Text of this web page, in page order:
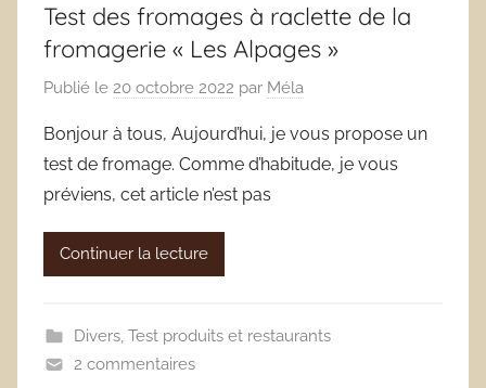
Test des fromages à raclette de la
fromagerie « Les Alpages »
Publié le 20 octobre 2022 par Méla
Bonjour à tous, Aujourd’hui, je vous propose un
test de fromage. Comme d’habitude, je vous
préviens, cet article n’est pas
Continuer la lecture
Divers, Test produits et restaurants
2 commentaires